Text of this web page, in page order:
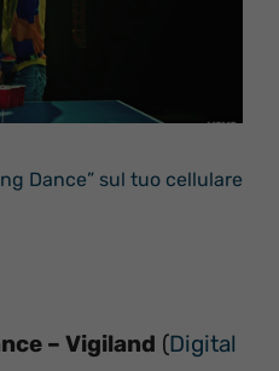
Dance” sul tuo cellulare
– Vigiland (Digital